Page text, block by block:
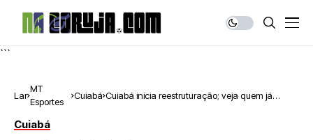
```
Lar
MT
Esportes
Cuiabá Cuiabá inicia reestruturação; veja quem já
Cuiabá